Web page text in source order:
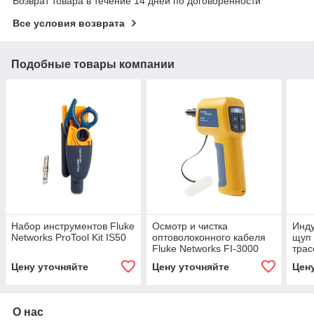
Все условия возврата
Подобные товары компании
Набор инструментов Fluke
Networks ProTool Kit IS50
Цену уточняйте
Осмотр и чистка
оптоволоконного кабеля
Fluke Networks FI-3000
Цену уточняйте
щуп
О нас